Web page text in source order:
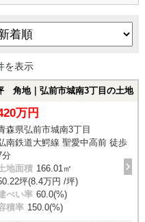
を表示
地｜弘前市城南3丁目の土地
万円
森県弘前市城南3丁目
南鉄道大鰐線 聖愛中高前 徒歩
分
地面積 166.01㎡
坪(8.4万円 /坪)
ぺい率 60.0(%)
積率 150.0(%)